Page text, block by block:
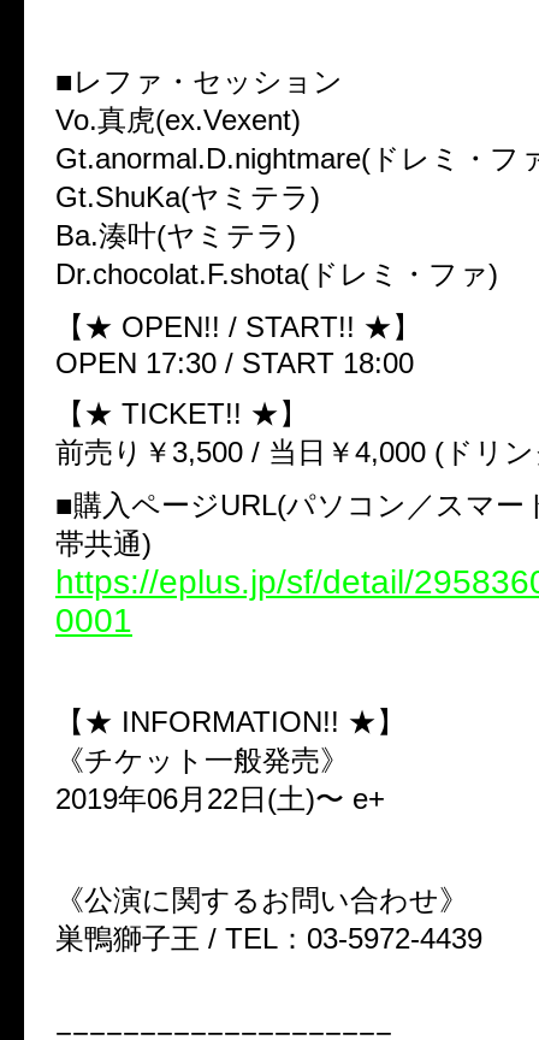
■レファ・セッション
Vo.真虎(ex.Vexent)
Gt.anormal.D.nightmare(ドレミ・フ
Gt.ShuKa(ヤミテラ)
Ba.湊叶(ヤミテラ)
Dr.chocolat.F.shota(ドレミ・ファ)
【★ OPEN!! / START!! ★】
OPEN 17:30 / START 18:00
【★ TICKET!! ★】
前売り￥3,500 / 当日￥4,000 (ドリ
■購入ページURL(パソコン／スマー
帯共通)
https://eplus.jp/sf/detail/
0001
【★ INFORMATION!! ★】
《チケット一般発売》
2019年06月22日(土)〜 e+
《公演に関するお問い合わせ》
巣鴨獅子王 / TEL：03-5972-4439